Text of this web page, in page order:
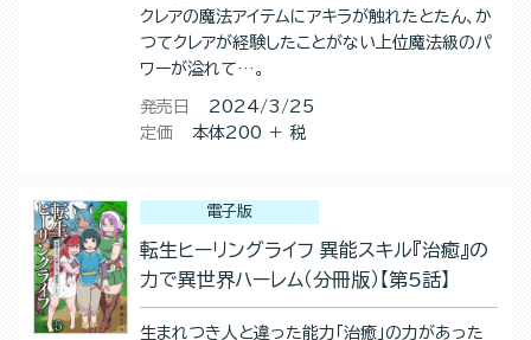
クレアの魔法アイテムにアキラが触れたとたん、か
つてクレアが経験したことがない上位魔法級のパ
ワーが溢れて…。
発売日
2024/3/25
定価
本体200 ＋ 税
電子版
転生ヒーリングライフ 異能スキル『治癒』の
力で異世界ハーレム（分冊版）【第5話】
生まれつき人と違った能力「治癒」の力があった